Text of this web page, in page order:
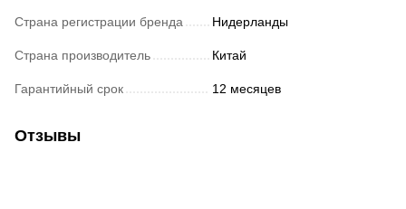
Страна регистрации бренда Нидерланды
Страна производитель Китай
Гарантийный срок 12 месяцев
Отзывы